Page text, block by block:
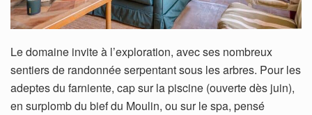
Le domaine invite à l’exploration, avec ses nombreux
sentiers de randonnée serpentant sous les arbres. Pour les
adeptes du farniente, cap sur la piscine (ouverte dès juin),
en surplomb du bief du Moulin, ou sur le spa, pensé